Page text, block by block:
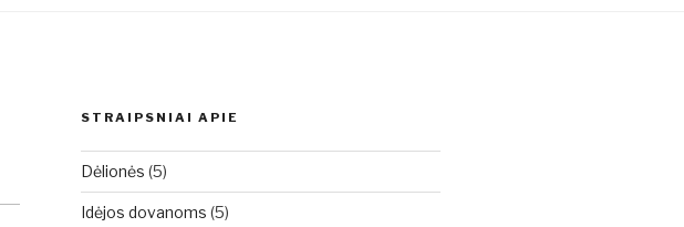
STRAIPSNIAI APIE
Dėlionės (5)
Idėjos dovanoms (5)